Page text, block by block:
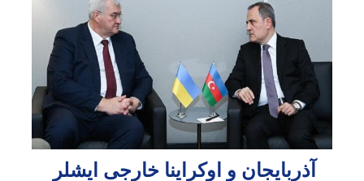
آذربایجان و اوکراینا خارجی ایشلر